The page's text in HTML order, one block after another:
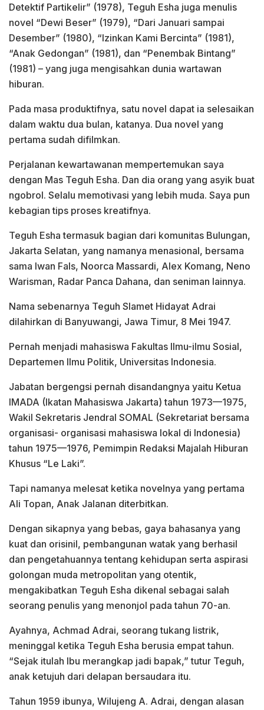
Detektif Partikelir” (1978), Teguh Esha juga menulis
novel “Dewi Beser” (1979), “Dari Januari sampai
Desember” (1980), “Izinkan Kami Bercinta” (1981),
“Anak Gedongan” (1981), dan “Penembak Bintang”
(1981) – yang juga mengisahkan dunia wartawan
hiburan.
Pada masa produktifnya, satu novel dapat ia selesaikan
dalam waktu dua bulan, katanya. Dua novel yang
pertama sudah difilmkan.
Perjalanan kewartawanan mempertemukan saya
dengan Mas Teguh Esha. Dan dia orang yang asyik buat
ngobrol. Selalu memotivasi yang lebih muda. Saya pun
kebagian tips proses kreatifnya.
Teguh Esha termasuk bagian dari komunitas Bulungan,
Jakarta Selatan, yang namanya menasional, bersama
sama Iwan Fals, Noorca Massardi, Alex Komang, Neno
Warisman, Radar Panca Dahana, dan seniman lainnya.
Nama sebenarnya Teguh Slamet Hidayat Adrai
dilahirkan di Banyuwangi, Jawa Timur, 8 Mei 1947.
Pernah menjadi mahasiswa Fakultas Ilmu-ilmu Sosial,
Departemen Ilmu Politik, Universitas Indonesia.
Jabatan bergengsi pernah disandangnya yaitu Ketua
IMADA (Ikatan Mahasiswa Jakarta) tahun 1973—1975,
Wakil Sekretaris Jendral SOMAL (Sekretariat bersama
organisasi- organisasi mahasiswa lokal di Indonesia)
tahun 1975—1976, Pemimpin Redaksi Majalah Hiburan
Khusus “Le Laki”.
Tapi namanya melesat ketika novelnya yang pertama
Ali Topan, Anak Jalanan diterbitkan.
Dengan sikapnya yang bebas, gaya bahasanya yang
kuat dan orisinil, pembangunan watak yang berhasil
dan pengetahuannya tentang kehidupan serta aspirasi
golongan muda metropolitan yang otentik,
mengakibatkan Teguh Esha dikenal sebagai salah
seorang penulis yang menonjol pada tahun 70-an.
Ayahnya, Achmad Adrai, seorang tukang listrik,
meninggal ketika Teguh Esha berusia empat tahun.
“Sejak itulah Ibu merangkap jadi bapak,” tutur Teguh,
anak ketujuh dari delapan bersaudara itu.
Tahun 1959 ibunya, Wilujeng A. Adrai, dengan alasan